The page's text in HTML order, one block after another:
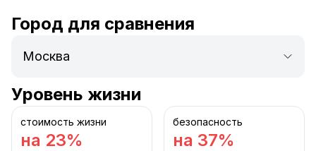
Город для сравнения
Уровень жизни
стоимость жизни
на 23%
безопасность
на 37%